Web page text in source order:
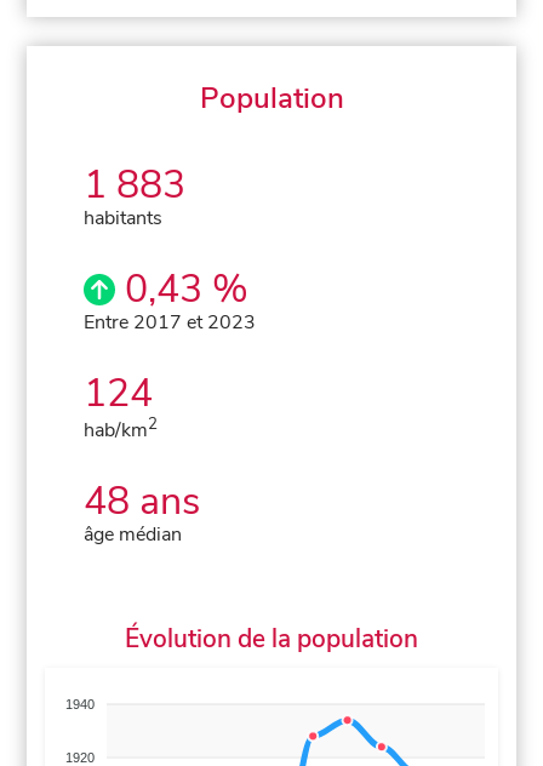
Population
1 883
habitants
0,43 %
Entre 2017 et 2023
124
hab/km2
48 ans
âge médian
Évolution de la population
1940
1920